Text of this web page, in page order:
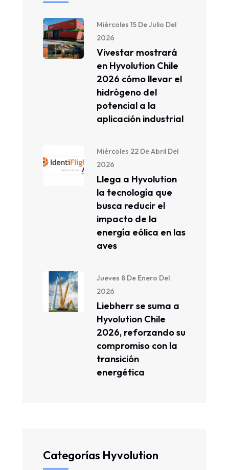
Miércoles 15 De Julio Del
2026
Vivestar mostrará
en Hyvolution Chile
2026 cómo llevar el
hidrógeno del
potencial a la
aplicación industrial
Miércoles 22 De Abril Del
2026
Llega a Hyvolution
la tecnología que
busca reducir el
impacto de la
energía eólica en las
aves
Jueves 8 De Enero Del
2026
Liebherr se suma a
Hyvolution Chile
2026, reforzando su
compromiso con la
transición
energética
Categorías Hyvolution